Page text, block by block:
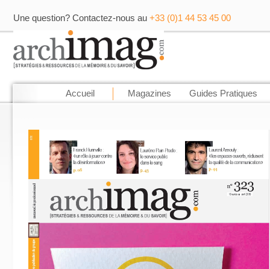
Une question? Contactez-nous au +33 (0)1 44 53 45 00
Accueil Magazines Guides Pratiques